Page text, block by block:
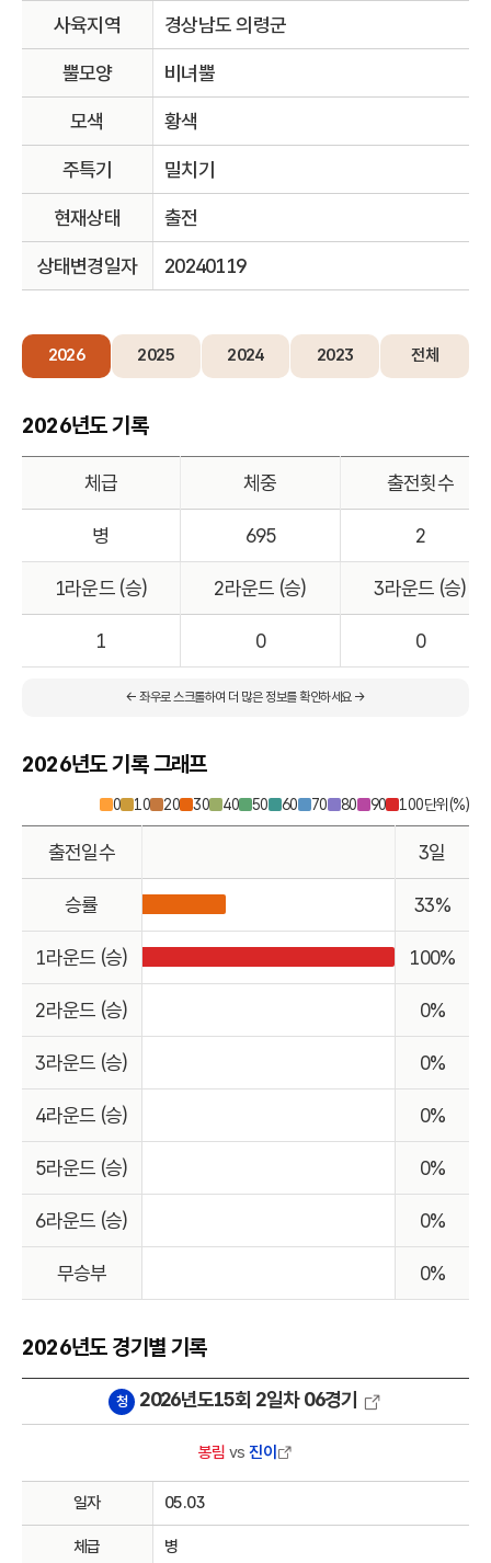
사육지역 경상남도 의령군
뿔모양 비녀뿔
모색 황색
주특기 밀치기
현재상태 출전
상태변경일자 20240119
2026 2025 2024 2023 전체
2026년도 기록
체급 체중 출전횟수
병 695 2
1라운드 (승) 2라운드 (승) 3라운드 (승)
1 0 0
← 좌우로 스크롤하여 더 많은 정보를 확인하세요 →
2026년도 기록 그래프
0 10 20 30 40 50 60 70 80 90 100단위(%)
출전일수 3일
승률 33%
1라운드 (승) 100%
2라운드 (승) 0%
3라운드 (승) 0%
4라운드 (승) 0%
5라운드 (승) 0%
6라운드 (승) 0%
무승부 0%
2026년도 경기별 기록
청 2026년도15회 2일차 06경기
봉림 vs 진이
일자 05.03
체급 병